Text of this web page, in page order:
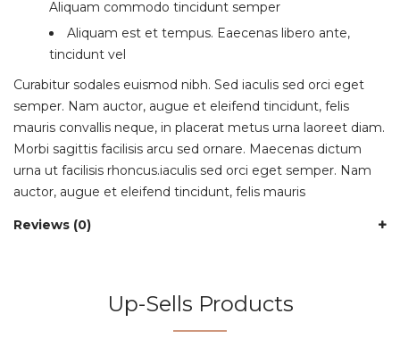
Aliquam commodo tincidunt semper
Aliquam est et tempus. Eaecenas libero ante,
tincidunt vel
Curabitur sodales euismod nibh. Sed iaculis sed orci eget
semper. Nam auctor, augue et eleifend tincidunt, felis
mauris convallis neque, in placerat metus urna laoreet diam.
Morbi sagittis facilisis arcu sed ornare. Maecenas dictum
urna ut facilisis rhoncus.iaculis sed orci eget semper. Nam
auctor, augue et eleifend tincidunt, felis mauris
Reviews (0)
Up-Sells Products